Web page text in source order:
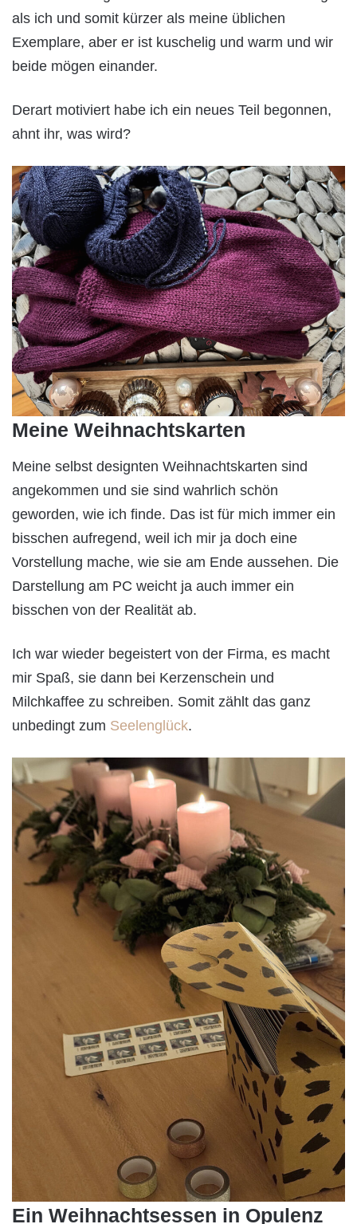
als ich und somit kürzer als meine üblichen
Exemplare, aber er ist kuschelig und warm und wir
beide mögen einander.
Derart motiviert habe ich ein neues Teil begonnen,
ahnt ihr, was wird?
Meine Weihnachtskarten
Meine selbst designten Weihnachtskarten sind
angekommen und sie sind wahrlich schön
geworden, wie ich finde. Das ist für mich immer ein
bisschen aufregend, weil ich mir ja doch eine
Vorstellung mache, wie sie am Ende aussehen. Die
Darstellung am PC weicht ja auch immer ein
bisschen von der Realität ab.
Ich war wieder begeistert von der Firma, es macht
mir Spaß, sie dann bei Kerzenschein und
Milchkaffee zu schreiben. Somit zählt das ganz
unbedingt zum Seelenglück.
Ein Weihnachtsessen in Opulenz